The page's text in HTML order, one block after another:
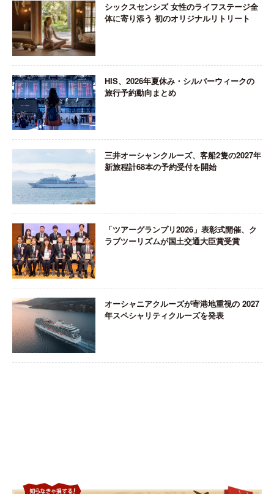
シックスセンシズ 女性のライフステージ全
体に寄り添う 初のオリジナルリトリート
HIS、2026年夏休み・シルバーウィークの
旅行予約動向まとめ
三井オーシャンクルーズ、客船2隻の2027年
新旅程計68本の予約受付を開始
「ツアーグランプリ2026」表彰式開催、ク
ラブツーリズムが国土交通大臣賞受賞
オーシャニアクルーズが寄港地重視の 2027
年スペシャリティクルーズを発表